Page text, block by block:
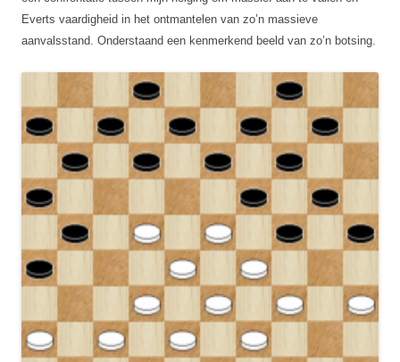
Everts vaardigheid in het ontmantelen van zo’n massieve
aanvalsstand. Onderstaand een kenmerkend beeld van zo’n botsing.